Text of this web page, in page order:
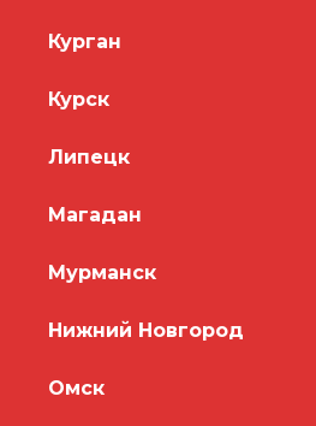
Курган
Курск
Липецк
Магадан
Мурманск
Нижний Новгород
Омск